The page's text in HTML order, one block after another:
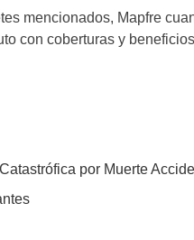
mencionados, Mapfre
con coberturas y
por Muerte